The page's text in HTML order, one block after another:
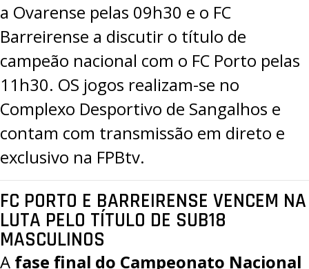
a Ovarense pelas 09h30 e o FC
Barreirense a discutir o título de
campeão nacional com o FC Porto pelas
11h30. OS jogos realizam-se no
Complexo Desportivo de Sangalhos e
contam com transmissão em direto e
exclusivo na FPBtv.
FC PORTO E BARREIRENSE VENCEM NA
LUTA PELO TÍTULO DE SUB18
MASCULINOS
A fase final do Campeonato Nacional